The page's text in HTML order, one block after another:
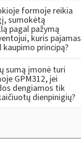
formoje reikia
sumokėtą
pagal pažymą
kuris pajamas
principą?
sumą įmonė turi
GPM312, jei
dengiamos tik
dienpinigių?